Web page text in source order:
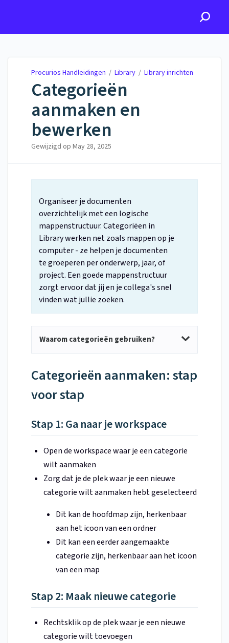
Procurios Handleidingen / Library / Library inrichten
Categorieën
aanmaken en
bewerken
Gewijzigd op May 28, 2025
Organiseer je documenten
overzichtelijk met een logische
mappenstructuur. Categoriëen in
Library werken net zoals mappen op je
computer - ze helpen je documenten
te groeperen per onderwerp, jaar, of
project. Een goede mappenstructuur
zorgt ervoor dat jij en je collega's snel
vinden wat jullie zoeken.
Waarom categorieën gebruiken?
Categorieën aanmaken: stap
voor stap
Stap 1: Ga naar je workspace
Open de workspace waar je een categorie
wilt aanmaken
Zorg dat je de plek waar je een nieuwe
categorie wilt aanmaken hebt geselecteerd
Dit kan de hoofdmap zijn, herkenbaar
aan het icoon van een ordner
Dit kan een eerder aangemaakte
categorie zijn, herkenbaar aan het icoon
van een map
Stap 2: Maak nieuwe categorie
Rechtsklik op de plek waar je een nieuwe
categorie wilt toevoegen